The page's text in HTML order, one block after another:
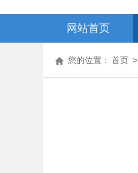
网站首页
您的位置： 首页 >